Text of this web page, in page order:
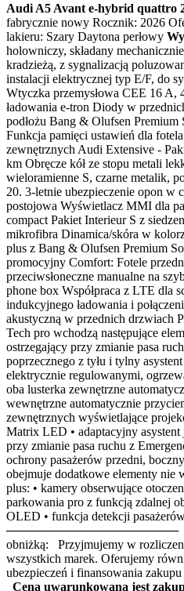
Audi A5 Avant e-hybrid quattro
fabrycznie nowy Rocznik: 2026
lakieru: Szary Daytona perłowy
holowniczy, składany
kradzieżą, z sygnalizacją
instalacji elektrycznej typ E/F, do
Wtyczka przemysłowa CEE 16 A,
ładowania e-tron Diody w
podłożu Bang & Olufsen
Funkcja pamięci ustawień dla
zewnętrznych Audi Extensive -
km Obręcze kół ze stopu metali
wieloramienne S, czarne metalik,
20. 3-letnie ubezpieczenie opon w
postojowa Wyświetlacz MMI dla
compact Pakiet Interieur S z
mikrofibra Dinamica/skóra w
plus z Bang & Olufsen Premium
promocyjny Comfort: Fotele
przeciwsłoneczne manualne na
phone box Współpraca z LTE dla
indukcyjnego ładowania i
akustyczną w przednich drzwiach
Tech pro wchodzą następujące
ostrzegający przy zmianie pasa
poprzecznego z tyłu i tylny
elektrycznie regulowanymi,
oba lusterka zewnętrzne
wewnętrzne automatycznie
zewnętrznych wyświetlające
Matrix LED • adaptacyjny asystent
przy zmianie pasa ruchu z
ochrony pasażerów przedni,
obejmuje dodatkowe elementy nie
plus: • kamery obserwujące
parkowania pro z funkcją zdalnej
OLED • funkcja detekcji
────────────────────
obniżką: Przyjmujemy w
wszystkich marek. Oferujemy
ubezpieczeń i finansowania
Cena uwarunkowana jest